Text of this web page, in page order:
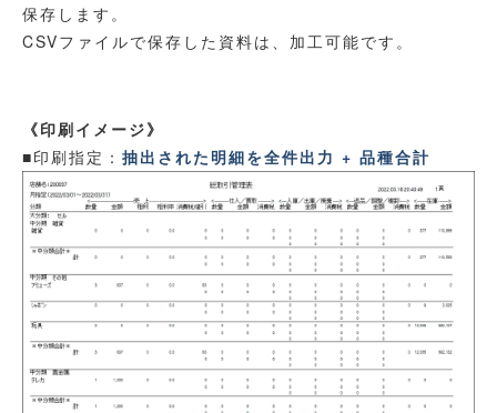
保存します。
CSVファイルで保存した資料は、加工可能です。
《印刷イメージ》
■印刷指定： 抽出された明細を全件出力 + 品種合計